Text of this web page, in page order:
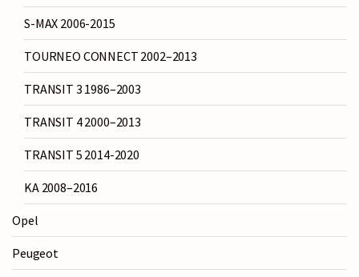
S-MAX 2006-2015
TOURNEO CONNECT 2002–2013
TRANSIT 3 1986–2003
TRANSIT 4 2000–2013
TRANSIT 5 2014-2020
KA 2008–2016
Opel
Peugeot